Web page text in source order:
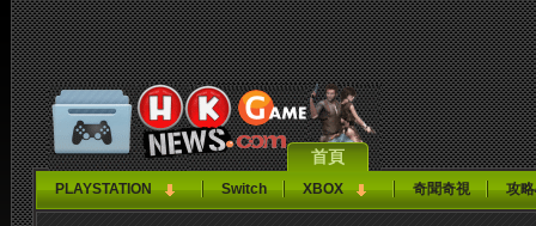
首頁
PLAYSTATION Switch XBOX 奇聞奇視 攻